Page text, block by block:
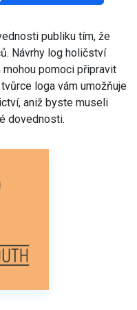
publiku tím, že
Návrhy log holičství
pomoci připravit
loga vám umožňuje
aniž byste museli
dovednosti.